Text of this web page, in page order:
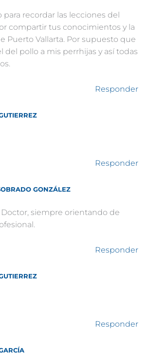
recordar las lecciones del
compartir tus conocimientos y la
Puerto Vallarta. Por supuesto que
del pollo a mis perrhijas y así todas
Responder
Responder
GONZÁLEZ
Doctor, siempre orientando de
Responder
Responder